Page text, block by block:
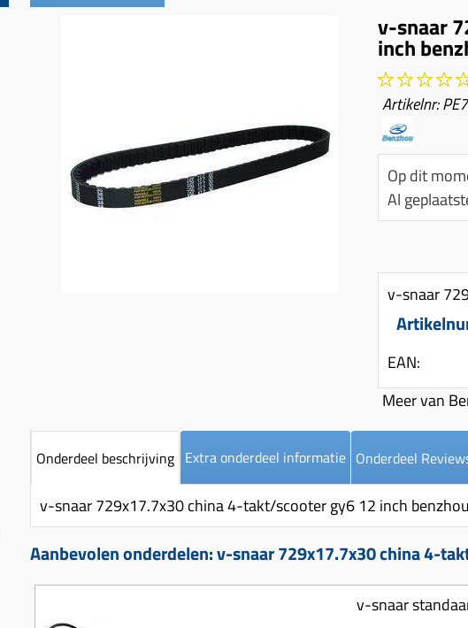
v-snaar
inch
Artikelnr:
Op dit
Al
v-snaar
EAN:
Meer van
Onderdeel beschrijving Extra onderdeel informatie Onderdeel
v-snaar 729x17.7x30 china 4-takt/scooter gy6 12 inch benzhou
Aanbevolen onderdelen: v-snaar 729x17.7x30 china 4-
v-snaar